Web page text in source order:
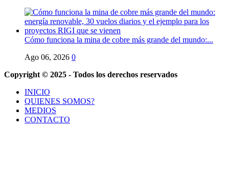
Cómo funciona la mina de cobre más grande del mundo:...
Ago 06, 2026 0
Copyright © 2025 - Todos los derechos reservados
INICIO
QUIENES SOMOS?
MEDIOS
CONTACTO